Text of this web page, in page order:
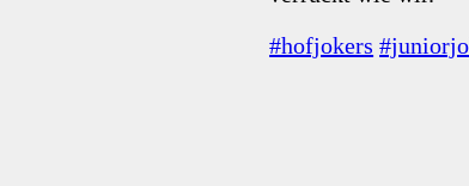
#hofjokers